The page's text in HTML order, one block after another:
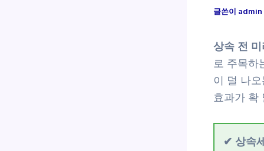
글쓴이 admin
상속 전 미
로 주목하
이 덜 나
효과가 확
✔ 상속